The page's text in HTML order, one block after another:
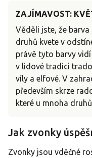
ZAJÍMAVOST:
Věděli jste, že
druhů kvete v
právě tyto barvy vidí
v lidové tradici
víly a elfové. V
především skrze
které u mnoha
Jak zvonky
Zvonky jsou vděčné